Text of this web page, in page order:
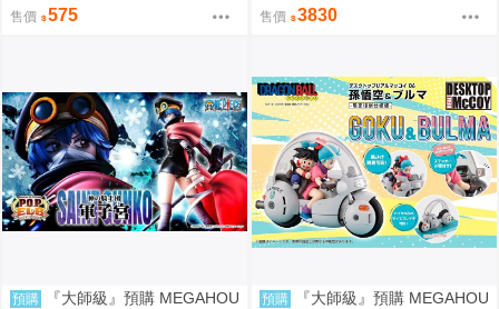
ol.04 (hololive )
售價 575
加 羅 Ver.R
售價 3830
預購
『大師級』預購 MEGAHOU
預購
『大師級』預購 MEGAHOU